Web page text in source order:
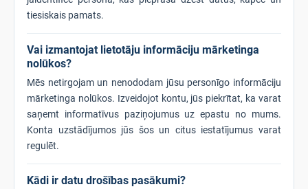
tiesiskais pamats.
Vai izmantojat lietotāju informāciju mārketinga
nolūkos?
Mēs netirgojam un nenododam jūsu personīgo informāciju
mārketinga nolūkos. Izveidojot kontu, jūs piekrītat, ka varat
saņemt informatīvus paziņojumus uz epastu no mums.
Konta uzstādījumos jūs šos un citus iestatījumus varat
regulēt.
Kādi ir datu drošības pasākumi?